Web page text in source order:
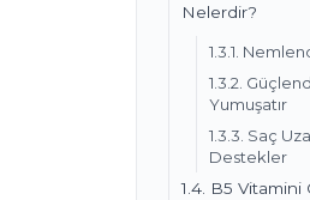
Nelerdir?
1.3.1.
1.3.2.
Yumuşatır
1.3.3. Saç
Destekler
1.4. B5 Vitamini